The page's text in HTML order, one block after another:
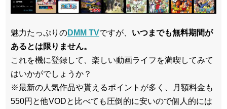
魅力たっぷりのDMM TVですが、 いつまでも無料期間が
あるとは限りません。
これを機に登録して、楽しい動画ライフを満喫してみて
はいかがでしょうか？
※最新の人気作品や貰えるポイントが多く、月額料金も
550円と他VODと比べても圧倒的に安いので個人的には